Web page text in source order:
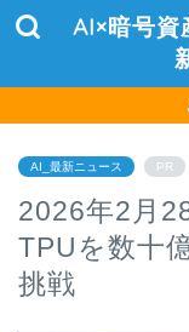
AI×暗号資
AI_最新ニュース PR
2026年2月
TPUを数十
挑戦